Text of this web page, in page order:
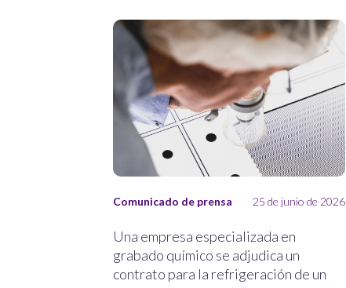
Comunicado de prensa 25 de junio de 2026
Una empresa especializada en
grabado químico se adjudica un
contrato para la refrigeración de un